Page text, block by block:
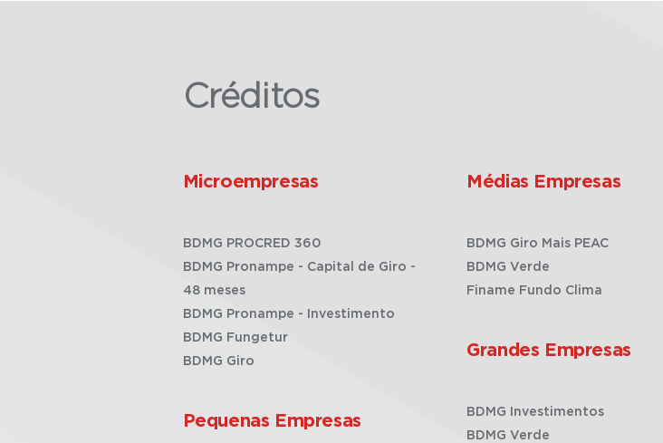
Créditos
Microempresas
BDMG PROCRED 360
BDMG Pronampe - Capital de Giro -
48 meses
BDMG Pronampe - Investimento
BDMG Fungetur
BDMG Giro
Pequenas Empresas
Médias Empresas
BDMG Giro Mais PEAC
BDMG Verde
Finame Fundo Clima
Grandes Empresas
BDMG Investimentos
BDMG Verde